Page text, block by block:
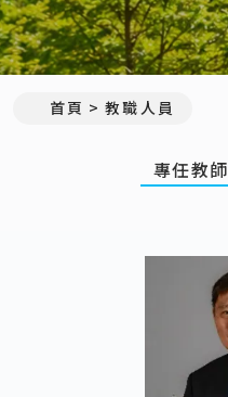
首頁 教職人員
專任教師